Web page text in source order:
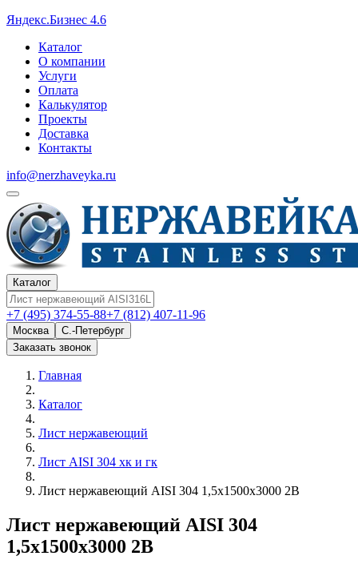
Яндекс.Бизнес 4.6
Каталог
О компании
Услуги
Оплата
Калькулятор
Проекты
Доставка
Контакты
info@nerzhaveyka.ru
Каталог
+7 (495) 374-55-88+7 (812) 407-11-96
Москва
С.-Петербург
Заказать звонок
Главная
Каталог
Лист нержавеющий
Лист AISI 304 хк и гк
Лист нержавеющий AISI 304 1,5х1500х3000 2В
Лист нержавеющий AISI 304
1,5х1500х3000 2В